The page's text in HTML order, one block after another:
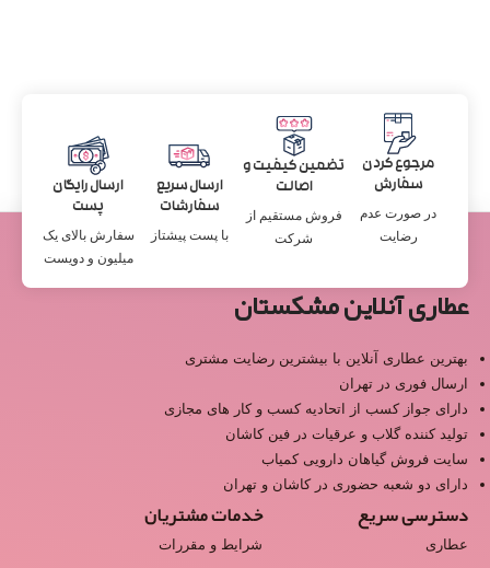
مرجوع کردن
سفارش
در صورت عدم
رضایت
تضمین کیفیت و
اصالت
فروش مستقیم از
شرکت
ارسال سریع
سفارشات
با پست پیشتاز
ارسال رایگان
پست
سفارش بالای یک
میلیون و دویست
عطاری آنلاین مشکستان
بهترین عطاری آنلاین با بیشترین رضایت مشتری
ارسال فوری در تهران
دارای جواز کسب از اتحادیه کسب و کار های مجازی
تولید کننده گلاب و عرقیات در فین کاشان
سایت فروش گیاهان دارویی کمیاب
دارای دو شعبه حضوری در کاشان و تهران
دسترسی سریع
عطاری
خدمات مشتریان
شرایط و مقررات